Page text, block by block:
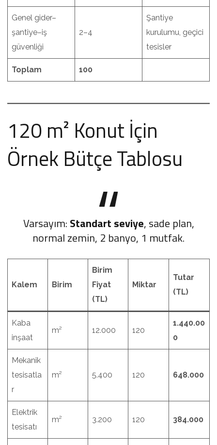
Genel gider–
şantiye–iş
güvenliği
2–4
Şantiye
kurulumu, geçici
tesisler
Toplam 100
120 m² Konut İçin
Örnek Bütçe Tablosu
Varsayım: Standart seviye, sade plan,
normal zemin, 2 banyo, 1 mutfak.
Kalem Birim
Birim
Fiyat
(TL)
Miktar
Tutar
(TL)
Kaba
inşaat
m² 12.000 120
1.440.00
0
Mekanik
tesisatla
r
m² 5.400 120 648.000
Elektrik
tesisatı
m² 3.200 120 384.000